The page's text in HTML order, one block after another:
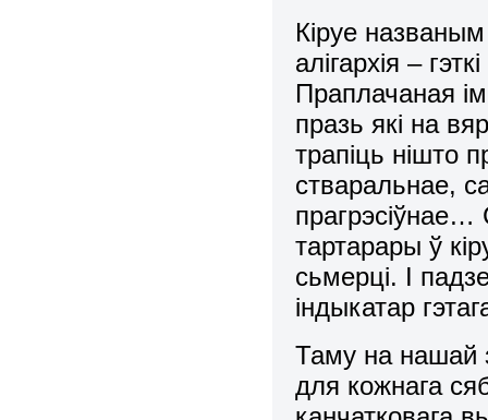
Кіруе
алігархія – гэткі
Праплачаная
празь які на
трапіць нішто
стваральнае,
прагрэсіўнае…
тартарары ў
сьмерці. І
індыкатар
Таму на нашай
для кожнага